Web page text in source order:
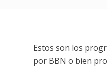
Estos son los
por BBN o bien